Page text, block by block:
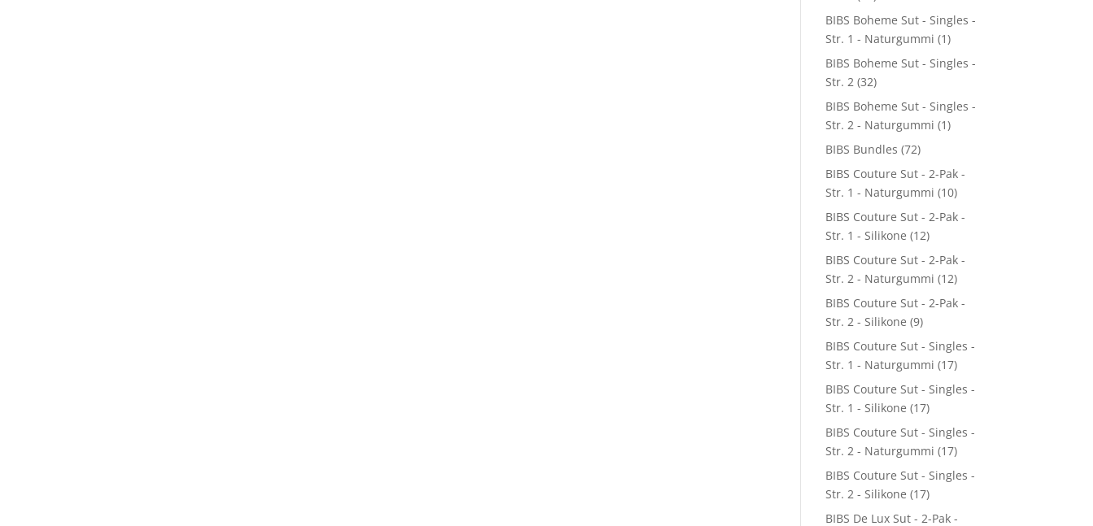
BIBS Boheme Sut - Singles -
Str. 1 - Naturgummi (1)
BIBS Boheme Sut - Singles -
Str. 2 (32)
BIBS Boheme Sut - Singles -
Str. 2 - Naturgummi (1)
BIBS Bundles (72)
BIBS Couture Sut - 2-Pak -
Str. 1 - Naturgummi (10)
BIBS Couture Sut - 2-Pak -
Str. 1 - Silikone (12)
BIBS Couture Sut - 2-Pak -
Str. 2 - Naturgummi (12)
BIBS Couture Sut - 2-Pak -
Str. 2 - Silikone (9)
BIBS Couture Sut - Singles -
Str. 1 - Naturgummi (17)
BIBS Couture Sut - Singles -
Str. 1 - Silikone (17)
BIBS Couture Sut - Singles -
Str. 2 - Naturgummi (17)
BIBS Couture Sut - Singles -
Str. 2 - Silikone (17)
BIBS De Lux Sut - 2-Pak -